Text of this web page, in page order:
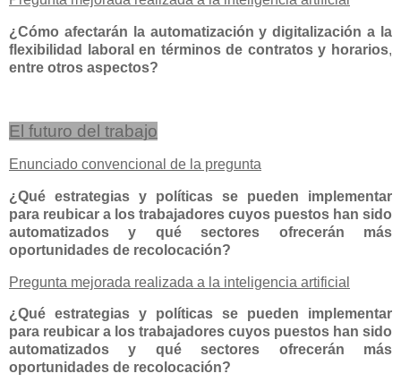
¿Cómo afectarán la automatización y digitalización a la
flexibilidad laboral en términos de contratos y horarios,
entre otros aspectos?
El futuro del trabajo
Enunciado convencional de la pregunta
¿Qué estrategias y políticas se pueden implementar
para reubicar a los trabajadores cuyos puestos han sido
automatizados y qué sectores ofrecerán más
oportunidades de recolocación?
Pregunta mejorada realizada a la inteligencia artificial
¿Qué estrategias y políticas se pueden implementar
para reubicar a los trabajadores cuyos puestos han sido
automatizados y qué sectores ofrecerán más
oportunidades de recolocación?